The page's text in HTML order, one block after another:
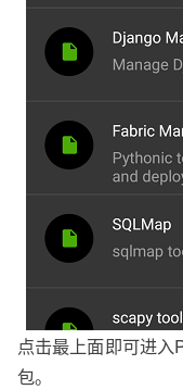
点击最上面即可进
包。